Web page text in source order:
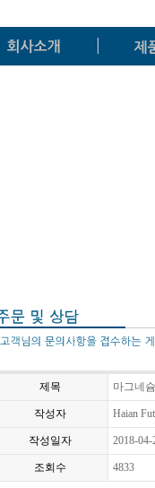
제목 마그네
작성자 Haian
작성일자 2018-04-
조회수 4833